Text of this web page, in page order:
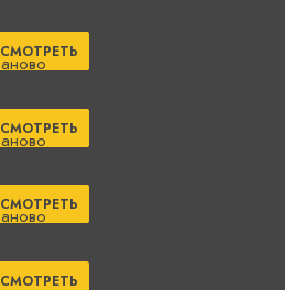
СМОТРЕТЬ
СМОТРЕТЬ
СМОТРЕТЬ
СМОТРЕТЬ